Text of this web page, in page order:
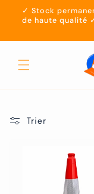
passer
au
✓ Stock
de haute qualité
Trier